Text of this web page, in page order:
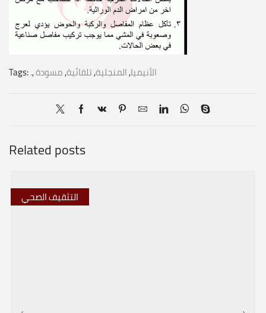
Tags:., الأنيميا,المنجلية,تلقائية,مسودة
Related posts
التثقيف الصحي